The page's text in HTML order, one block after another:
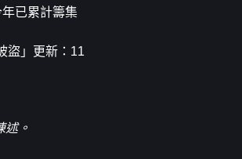
已累計籌集
盜」更新：11
。